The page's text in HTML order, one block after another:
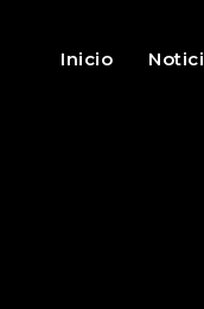
Inicio